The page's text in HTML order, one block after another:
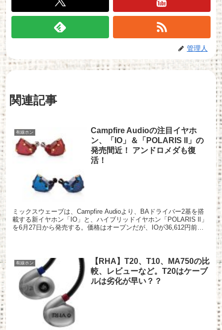
管理人
関連記事
有線ホン
Campfire Audioの注目イヤホ
ン、「IO」＆「POLARIS lI」の
発売間近！ アンドロメダも復
活！
ミックスウェーブは、Campfire Audioより、BAドライバー2基を搭
載する新イヤホン「IO」と、ハイブリッドイヤホン「POLARIS lI」
を6月27日から発売する。価格はオープンだが、IOが36,612円前
有線ホン
【RHA】T20、T10、MA750の比
較、レビューなど。T20はケーブ
ルは劣化が早い？？